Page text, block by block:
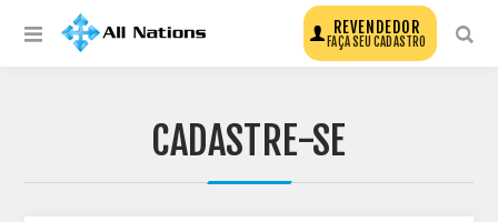
REVENDEDOR
FAÇA SEU CADASTRO
CADASTRE-SE